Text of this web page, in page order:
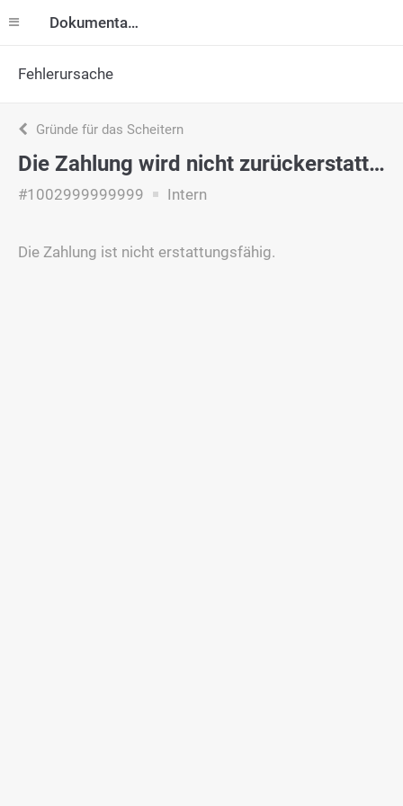
Dokumentation
Fehlerursache
Gründe für das Scheitern
Die Zahlung wird nicht zurückerstattet
#1002999999999 Intern
Die Zahlung ist nicht erstattungsfähig.